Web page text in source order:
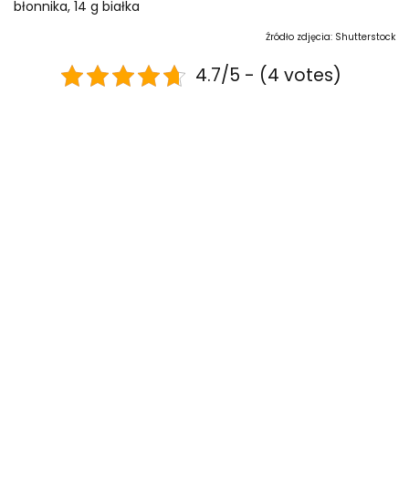
błonnika, 14 g białka
Źródło zdjęcia: Shutterstock
4.7/5 - (4 votes)